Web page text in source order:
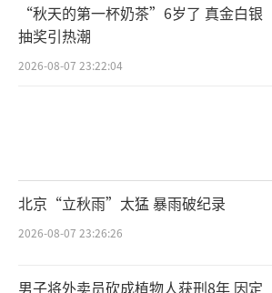
“秋天的第一杯奶茶”6岁了 真金白银
抽奖引热潮
2026-08-07 23:22:04
北京“立秋雨”太猛 暴雨破纪录
2026-08-07 23:26:26
男子将外卖员砍成植物人获刑8年 因定